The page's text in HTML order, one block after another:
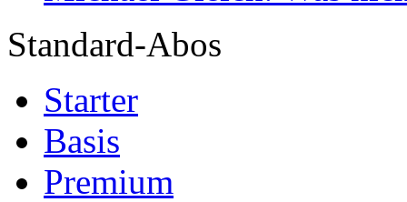
Standard-Abos
Starter
Basis
Premium